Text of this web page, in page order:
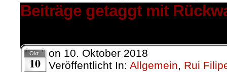
Beiträge getaggt mit
Okt.
10
on 10. Oktober 2018
Veröffentlicht In: Allgemein, Rui